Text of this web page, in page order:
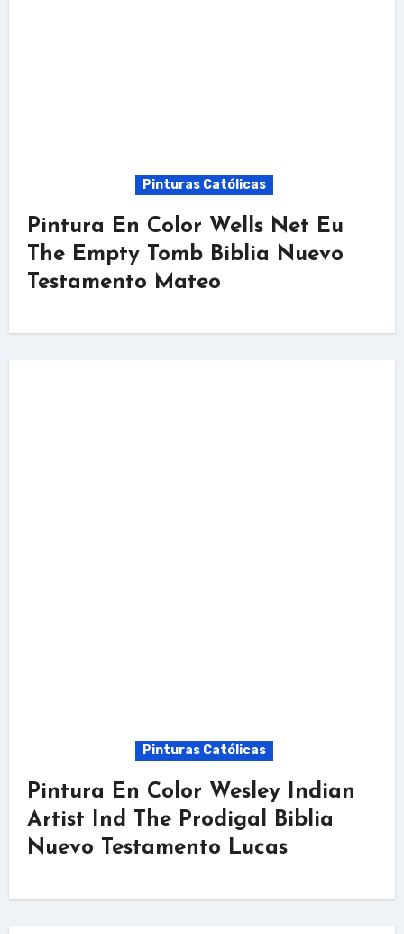
Pinturas Católicas
Pintura En Color Wells Net Eu
The Empty Tomb Biblia Nuevo
Testamento Mateo
Pinturas Católicas
Pintura En Color Wesley Indian
Artist Ind The Prodigal Biblia
Nuevo Testamento Lucas